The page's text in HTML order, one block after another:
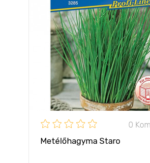
0
Metélőhagyma Staro